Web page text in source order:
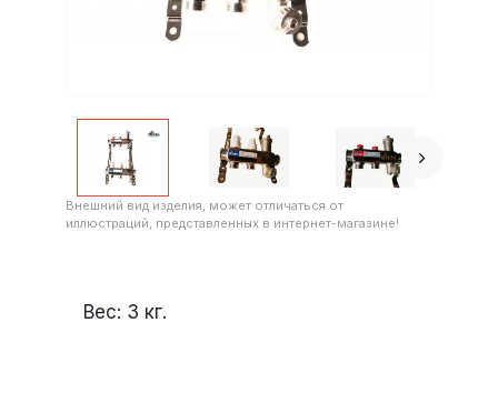
Внешний вид изделия, может отличаться от
иллюстраций, представленных в интернет-магазине!
Вес: 3 кг.